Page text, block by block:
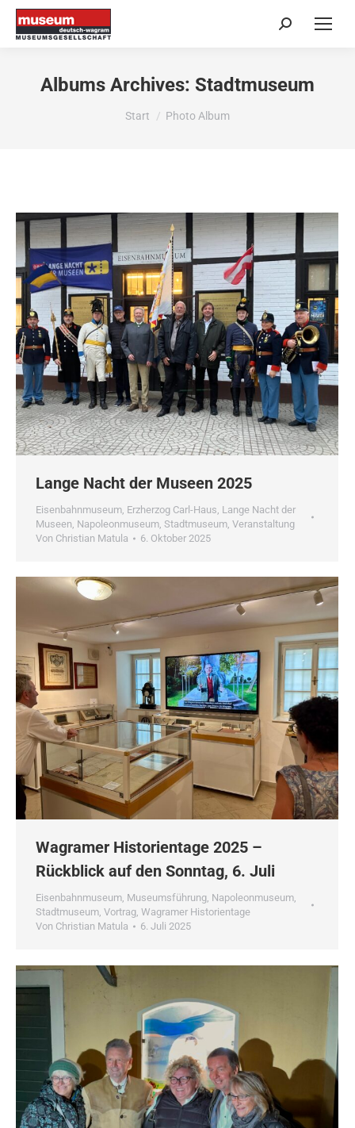
Search:
Albums Archives: Stadtmuseum
Sie befinden sich hier:
Start Photo Album
Lange Nacht der Museen 2025
Eisenbahnmuseum Erzherzog Carl-Haus Lange Nacht der
Museen Napoleonmuseum Stadtmuseum Veranstaltung
Von Christian Matula 6. Oktober 2025
Wagramer Historientage 2025 –
Rückblick auf den Sonntag, 6. Juli
Eisenbahnmuseum Museumsführung Napoleonmuseum
Stadtmuseum Vortrag Wagramer Historientage
Von Christian Matula 6. Juli 2025